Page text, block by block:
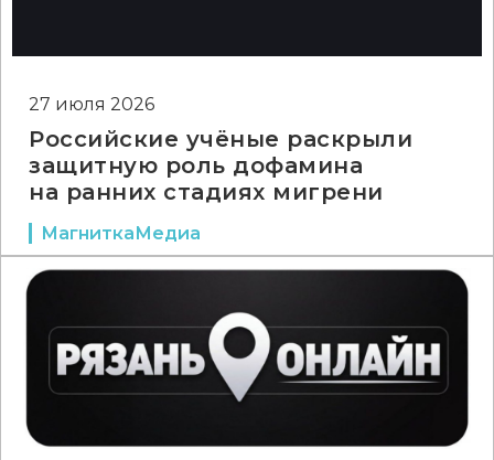
27 июля 2026
Российские учёные раскрыли
защитную роль дофамина
на ранних стадиях мигрени
МагниткаМедиа